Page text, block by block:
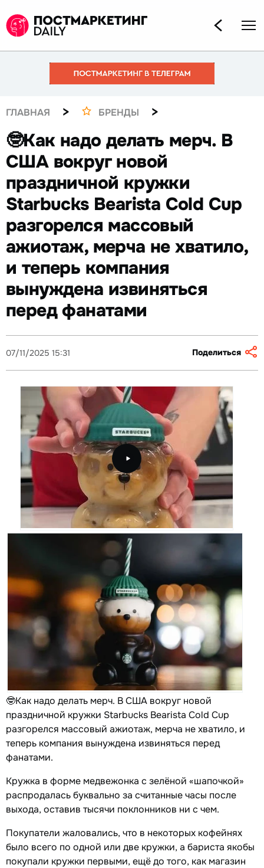
ГЛАВНАЯ > БРЕНДЫ >
🤓Как надо делать мерч. В
США вокруг новой
праздничной кружки
Starbucks Bearista Cold Cup
разгорелся массовый
ажиотаж, мерча не хватило,
и теперь компания
вынуждена извиняться
перед фанатами
07/11/2025 15:31 Поделиться
🤓Как надо делать мерч. В США вокруг новой
праздничной кружки Starbucks Bearista Cold Cup
разгорелся массовый ажиотаж, мерча не хватило, и
теперь компания вынуждена извиняться перед
фанатами.
Кружка в форме медвежонка с зелёной «шапочкой»
распродалась буквально за считанные часы после
выхода, оставив тысячи поклонников ни с чем.
Покупатели жаловались, что в некоторых кофейнях
было всего по одной или две кружки, а бариста якобы
покупали кружки первыми, ещё до того, как магазин